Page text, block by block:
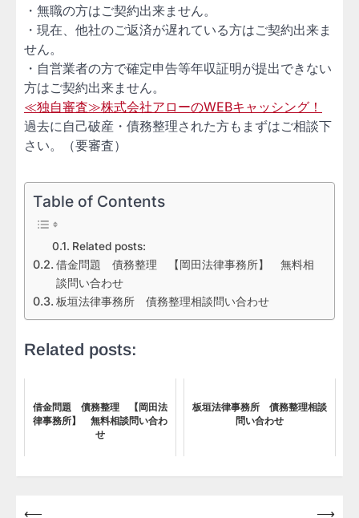
・無職の方はご契約出来ません。
・現在、他社のご返済が遅れている方はご契約出来ま
せん。
・自営業者の方で確定申告等年収証明が提出できない
方はご契約出来ません。
≪独自審査≫株式会社アローのWEBキャッシング！
過去に自己破産・債務整理された方もまずはご相談下
さい。（要審査）
Table of Contents
Related posts:
借金問題 債務整理 【岡田法律事務所】 無料相
談問い合わせ
板垣法律事務所 債務整理相談問い合わせ
Related posts:
借金問題 債務整理 【岡田法
律事務所】 無料相談問い合わ
せ
板垣法律事務所 債務整理相談
問い合わせ
⟵
⟶